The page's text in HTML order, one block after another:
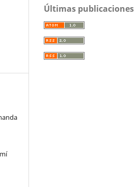
Últimas publicaciones